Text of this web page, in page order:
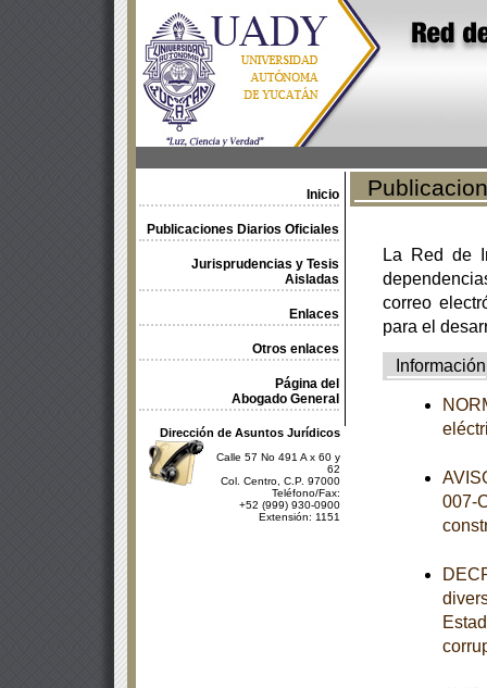
Inicio
Publicaciones Diarios Oficiales
Jurisprudencias y Tesis
Aisladas
Enlaces
Otros enlaces
Página del
Abogado General
Dirección de Asuntos Jurídicos
Calle 57 No 491 A x 60 y
62
Col. Centro, C.P. 97000
Teléfono/Fax:
+52 (999) 930-0900
Extensión: 1151
La Red de
correo
para el
Información
007-